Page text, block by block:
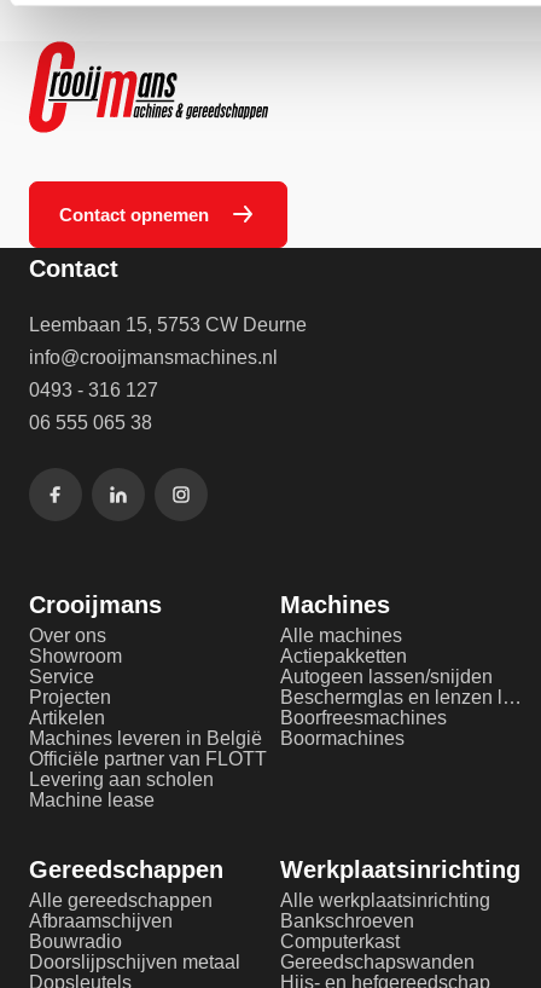
Contact opnemen
Contact
Leembaan 15, 5753 CW Deurne
info@crooijmansmachines.nl
0493 - 316 127
06 555 065 38
Crooijmans
Over ons
Showroom
Service
Projecten
Artikelen
Machines leveren in België
Officiële partner van FLOTT
Levering aan scholen
Machine lease
Machines
Alle machines
Actiepakketten
Autogeen lassen/snijden
Beschermglas en lenzen laserlassen
Boorfreesmachines
Boormachines
Gereedschappen
Alle gereedschappen
Afbraamschijven
Bouwradio
Doorslijpschijven metaal
Dopsleutels
Werkplaatsinrichting
Alle werkplaatsinrichting
Bankschroeven
Computerkast
Gereedschapswanden
Hijs- en hefgereedschap